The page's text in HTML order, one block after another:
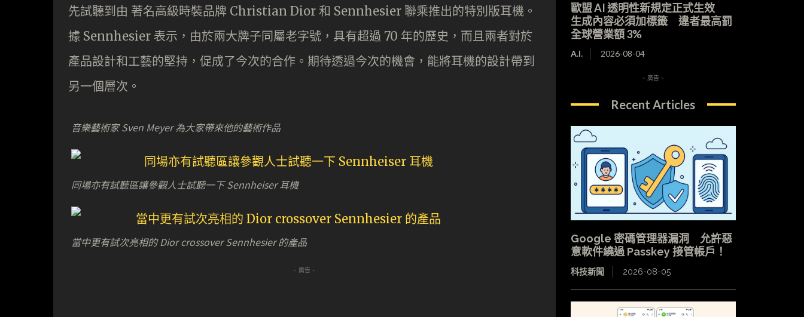
先試聽到由 著名高級時裝品牌 Christian Dior 和 Sennhesier 聯乘推出的特別版耳機。
據 Sennhesier 表示，由於兩大牌子同屬老字號，具有超過 70 年的歷史，而且兩者對於
產品設計和工藝的堅持，促成了今次的合作。期待透過今次的機會，能將耳機的設計帶到
另一個層次。
音樂藝術家 Sven Meyer 為大家帶來他的藝術作品
同場亦有試聽區讓參觀人士試聽一下 Sennheiser 耳機
當中更有試次亮相的 Dior crossover Sennhesier 的產品
- 廣告 -
歐盟 AI 透明性新規定正式生效
生成內容必須加標籤 違者最高罰
全球營業額 3%
A.I. 2026-08-04
- 廣告 -
Recent Articles
Google 密碼管理器漏洞 允許惡
意軟件繞過 Passkey 接管帳戶！
科技新聞 2026-08-05